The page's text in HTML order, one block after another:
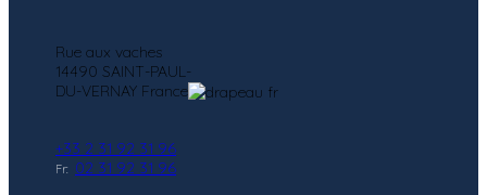
Rue aux vaches
14490 SAINT-PAUL-
DU-VERNAY France
+33 2 31 92 31 96
Fr: 02 31 92 31 96